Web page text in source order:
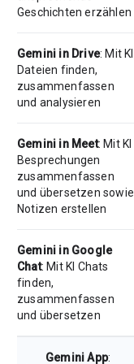
Geschichten erzählen
Gemini in Drive: Mit KI
Dateien finden,
zusammenfassen
und analysieren
Gemini in Meet: Mit KI
Besprechungen
zusammenfassen
und übersetzen sowie
Notizen erstellen
Gemini in Google
Chat: Mit KI Chats
finden,
zusammenfassen
und übersetzen
Gemini App: